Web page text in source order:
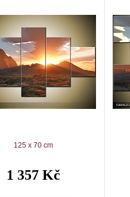
125 x 70 cm
1 357 Kč